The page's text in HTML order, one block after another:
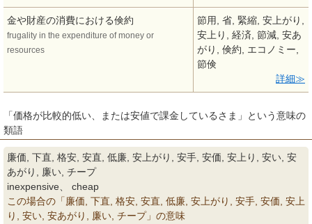
金や財産の消費における倹約
frugality in the expenditure of money or
resources
節用, 省, 緊縮, 安上がり,
安上り, 経済, 節減, 安あ
がり, 倹約, エコノミー,
節倹
詳細
「価格が比較的低い、または安値で課金しているさま」という意味の
類語
廉価, 下直, 格安, 安直, 低廉, 安上がり, 安手, 安価, 安上り, 安い, 安
あがり, 廉い, チープ
inexpensive、 cheap
この場合の「廉価, 下直, 格安, 安直, 低廉, 安上がり, 安手, 安価, 安上
り, 安い, 安あがり, 廉い, チープ」の意味